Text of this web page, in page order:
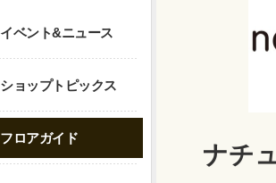
ナチ
イベント&ニュース
ショップトピックス
フロアガイド